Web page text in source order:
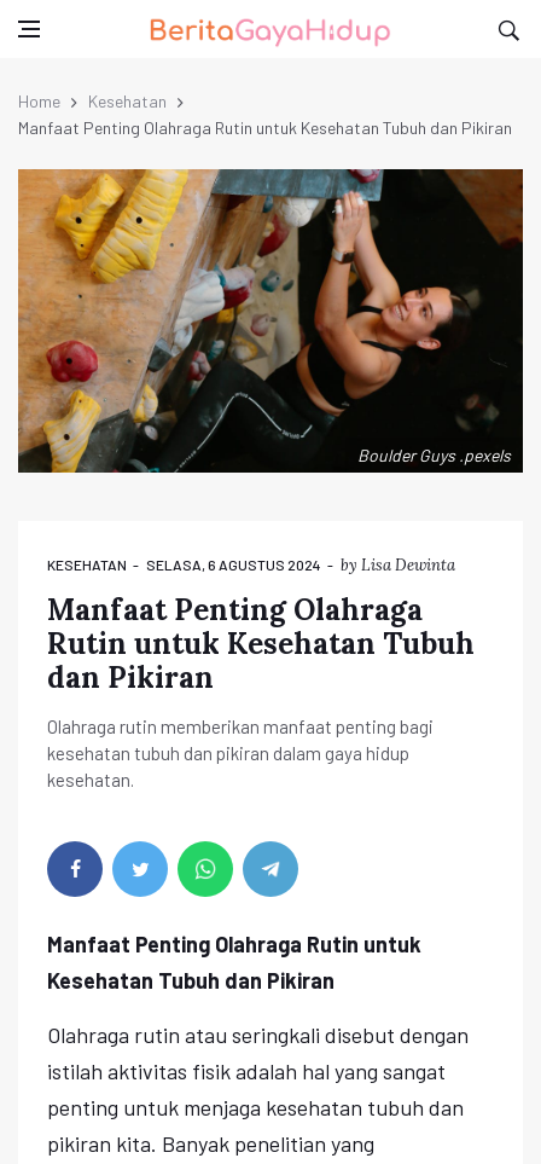
Home
Kesehatan
Manfaat Penting Olahraga Rutin untuk Kesehatan Tubuh dan Pikiran
Boulder Guys .pexels
KESEHATAN SELASA, 6 AGUSTUS 2024 by Lisa Dewinta
Manfaat Penting Olahraga
Rutin untuk Kesehatan Tubuh
dan Pikiran
Olahraga rutin memberikan manfaat penting bagi
kesehatan tubuh dan pikiran dalam gaya hidup
kesehatan.
Manfaat Penting Olahraga Rutin untuk
Kesehatan Tubuh dan Pikiran
Olahraga rutin atau seringkali disebut dengan
istilah aktivitas fisik adalah hal yang sangat
penting untuk menjaga kesehatan tubuh dan
pikiran kita. Banyak penelitian yang